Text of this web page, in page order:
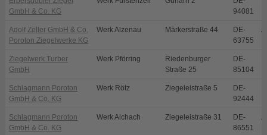
GmbH & Co. KG
94081
Adolf Zeller GmbH & Co.
Poroton Ziegelwerke KG
Werk Alzenau Märkerstraße 44
DE-
63755
Ziegelwerk Turber
GmbH
Werk Pförring
Riedenburger
Straße 25
DE-
85104
Schlagmann Poroton
GmbH & Co. KG
Werk Rötz Ziegeleistraße 5
DE-
92444
Schlagmann Poroton
GmbH & Co. KG
Werk Aichach Ziegeleistraße 31
DE-
86551